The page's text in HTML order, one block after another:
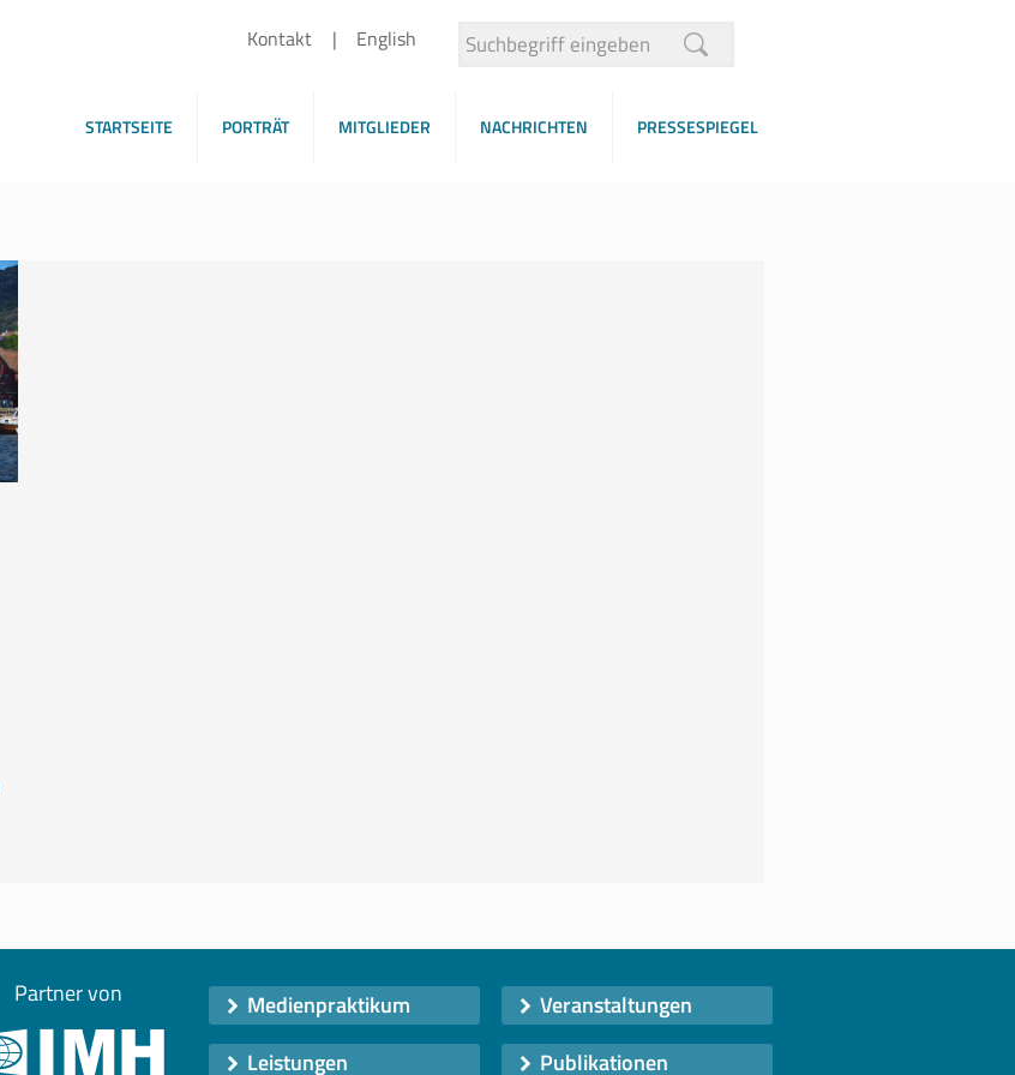
Kontakt English
STARTSEITE PORTRÄT MITGLIEDER NACHRICHTEN PRESSESPIEGEL
Partner von
Medienpraktikum
Leistungen
Veranstaltungen
Publikationen